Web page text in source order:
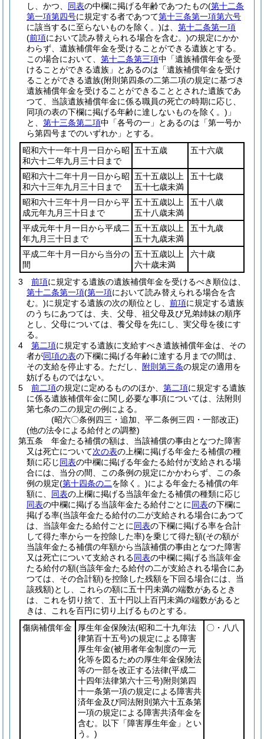
し、かつ、 同表の中欄に掲げる年齢であつたもの(第十二条
第一項第四号に規定する者であつて第十三条第一項第六号
に該当するに至らないものを除く。)は、 第十二条第一項
(前項において読み替えられる場合を含む。)の規定にかか
わらず、遺族補償年金を受けることができる遺族とする。
この場合において、 第十二条第三項中「遺族補償年金を受
けることができる遺族」とあるのは「遺族補償年金を受け
ることができる遺族(附則第四条の二第二項の規定に基づき
遺族補償年金を受けることができることとされた遺族であ
つて、当該遺族補償年金に係る職員の死亡の時期に応じ、
同項の表の下欄に掲げる年齢に達しないものを除く。) 」
と、 第十三条第二項中「各号の一」とあるのは「第一号か
ら第四号までのいずれか」とする。
昭和六十一年十月一日から昭
和六十二年九月三十日まで
五十五歳 五十六歳
昭和六十二年十月一日から昭
和六十三年九月三十日まで
五十五歳以上
五十七歳未満
五十七歳
昭和六十三年十月一日から平
成元年九月三十日まで
五十五歳以上
五十八歳未満
五十八歳
平成元年十月一日から平成二
年九月三十日まで
五十五歳以上
五十九歳未満
五十九歳
平成二年十月一日から当分の
間
五十五歳以上
六十歳未満
六十歳
3 前項に規定する遺族の遺族補償年金を受けるべき順位は、
第十二条第一項(第一項において読み替えられる場合を含
む。)に規定する遺族の次の順位とし、 前項に規定する遺族
のうちにあつては、夫、父母、祖父母及び兄弟姉妹の順序
とし、父母については、養父母を先にし、実父母を後にす
る。
4
第二項に規定する遺族に支給すべき遺族補償年金は、その
者が同項の表の下欄に掲げる年齢に達する月までの間は、
その支給を停止する。 ただし、 附則第三条の規定の適用を
妨げるものではない。
5
前二項の規定に定めるもののほか、 第二項に規定する遺族
に係る遺族補償年金に関し必要な事項については、法附則
第七条の二の規定の例による。
(昭六〇条例四三・追加、平二条例三四・一部改正)
(他の法令による給付との調整)
第五条
年金たる補償の額は、当該補償の事由となつた障害
又は死亡について次の表の上欄に掲げる年金たる補償の種
類に応じ同表の中欄に掲げる年金たる給付が支給される場
合には、当分の間、この条例の規定にかかわらず、この条
例の規定(第十四条の二を除く。)による年金たる補償の年
額に、 同表の上欄に掲げる当該年金たる補償の種類に応じ
同表の中欄に掲げる当該年金たる給付ごとに同表の下欄に
掲げる率(当該年金たる給付の二が支給される場合にあつて
は、当該年金たる給付ごとに同表の下欄に掲げる率を合計
して得た率から一を控除した率)を乗じて得た額(その額が
当該年金たる補償の年額から当該補償の事由となつた障害
又は死亡について支給される同表の中欄に掲げる当該年金
たる給付の額(当該年金たる給付の二が支給される場合にあ
つては、その合計額)を控除した残額を下回る場合には、当
該残額)とし、これらの額に五十円未満の端数があるとき
は、これを切り捨て、五十円以上百円未満の端数があると
きは、これを百円に切り上げるものとする。
傷病補償年金
厚生年金保険法(昭和二十九年法
律第百十五号)の規定による障害
厚生年金(被用者年金制度の一元
化等を図るための厚生年金保険法
等の一部を改正する法律(平成二
十四年法律第六十三号)附則第四
十一条第一項の規定による障害共
済年金及び同法附則第六十五条第
一項の規定による障害共済年金を
含む。以下「障害厚生年金」とい
う。)
〇・八八